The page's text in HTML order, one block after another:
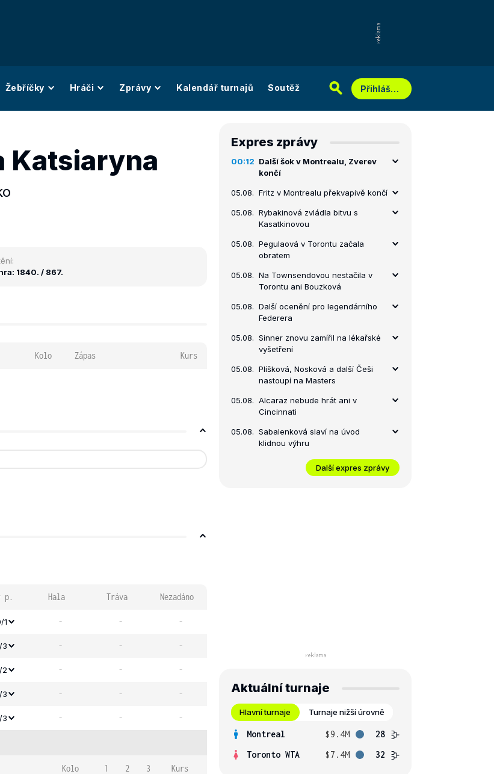
Žebříčky Hráči Zprávy Kalendář turnajů Soutěž Přihlášení
Katsiaryna
1840. / 867.
Kolo Zápas Kurs
p. Hala Tráva Nezadáno
1 - - -
3 - - -
2 - - -
3 - - -
3 - - -
Kolo 1 2 3 Kurs
Expres zprávy
00:12 Další šok v Montrealu, Zverev
končí
05.08. Fritz v Montrealu překvapivě končí
05.08. Rybakinová zvládla bitvu s
Kasatkinovou
05.08. Pegulaová v Torontu začala
obratem
05.08. Na Townsendovou nestačila v
Torontu ani Bouzková
05.08. Další ocenění pro legendárního
Federera
05.08. Sinner znovu zamířil na lékařské
vyšetření
05.08. Plíšková, Nosková a další Češi
nastoupí na Masters
05.08. Alcaraz nebude hrát ani v
Cincinnati
05.08. Sabalenková slaví na úvod
klidnou výhru
Další expres zprávy
Aktuální turnaje
Hlavní turnaje Turnaje nižší úrovně
Montreal $9.4M
28
Toronto WTA
$7.4M 32